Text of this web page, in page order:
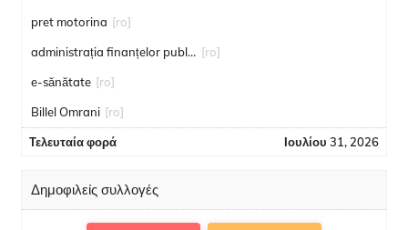
pret motorina [ro]
administrația finanțelor publice [ro]
e-sănătate [ro]
Billel Omrani [ro]
Τελευταία φορά Ιουλίου 31, 2026
Δημοφιλείς συλλογές